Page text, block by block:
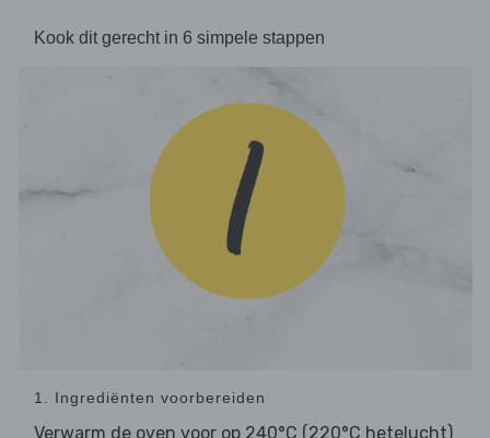
Kook dit gerecht in 6 simpele stappen
1. Ingrediënten voorbereiden
Verwarm de oven voor op 240°C (220°C hetelucht)